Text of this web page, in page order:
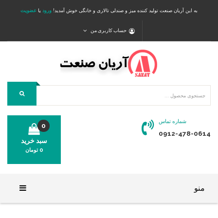
به این آریان صنعت تولید کننده میز و صندلی تالاری و خانگی خوش آمدید! ورود یا عضویت
حساب کاربری من
شماره تماس
0912-478-0614
سبد خرید
0
0 تومان
منو